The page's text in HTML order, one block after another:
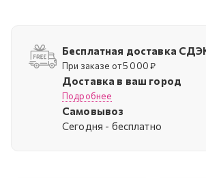
Бесплатная доставка
При заказе от 5 000 ₽
Доставка в ваш город
Подробнее
Самовывоз
Cегодня - бесплатно